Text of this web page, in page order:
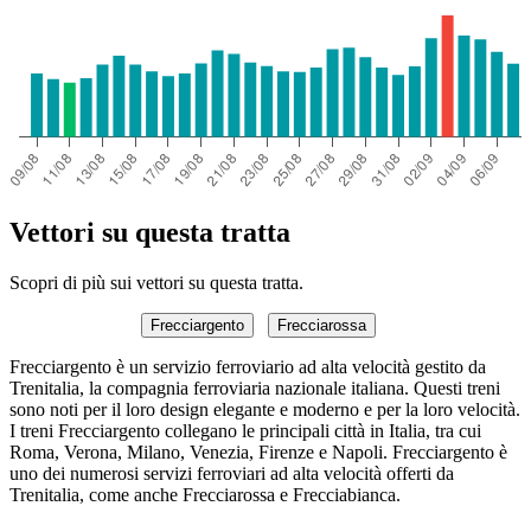
Vettori su questa tratta
Scopri di più sui vettori su questa tratta.
Frecciargento Frecciarossa
Frecciargento è un servizio ferroviario ad alta velocità gestito da
Trenitalia, la compagnia ferroviaria nazionale italiana. Questi treni
sono noti per il loro design elegante e moderno e per la loro velocità.
I treni Frecciargento collegano le principali città in Italia, tra cui
Roma, Verona, Milano, Venezia, Firenze e Napoli. Frecciargento è
uno dei numerosi servizi ferroviari ad alta velocità offerti da
Trenitalia, come anche Frecciarossa e Frecciabianca.